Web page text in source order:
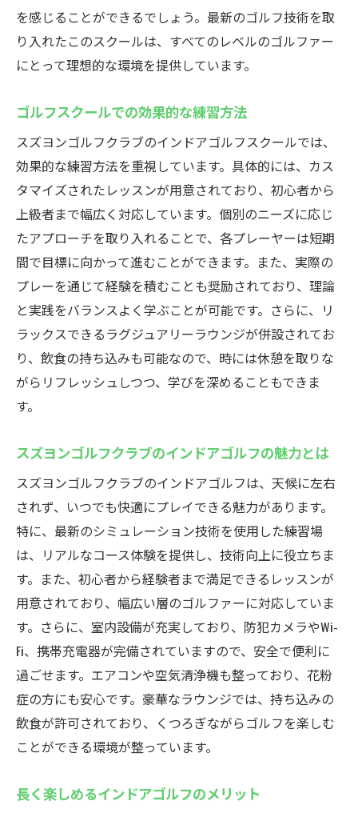
を感じることができるでしょう。最新のゴルフ技術を取
り入れたこのスクールは、すべてのレベルのゴルファー
にとって理想的な環境を提供しています。
ゴルフスクールでの効果的な練習方法
スズヨンゴルフクラブのインドアゴルフスクールでは、
効果的な練習方法を重視しています。具体的には、カス
タマイズされたレッスンが用意されており、初心者から
上級者まで幅広く対応しています。個別のニーズに応じ
たアプローチを取り入れることで、各プレーヤーは短期
間で目標に向かって進むことができます。また、実際の
プレーを通じて経験を積むことも奨励されており、理論
と実践をバランスよく学ぶことが可能です。さらに、リ
ラックスできるラグジュアリーラウンジが併設されてお
り、飲食の持ち込みも可能なので、時には休憩を取りな
がらリフレッシュしつつ、学びを深めることもできま
す。
スズヨンゴルフクラブのインドアゴルフの魅力とは
スズヨンゴルフクラブのインドアゴルフは、天候に左右
されず、いつでも快適にプレイできる魅力があります。
特に、最新のシミュレーション技術を使用した練習場
は、リアルなコース体験を提供し、技術向上に役立ちま
す。また、初心者から経験者まで満足できるレッスンが
用意されており、幅広い層のゴルファーに対応していま
す。さらに、室内設備が充実しており、防犯カメラやWi-
Fi、携帯充電器が完備されていますので、安全で便利に
過ごせます。エアコンや空気清浄機も整っており、花粉
症の方にも安心です。豪華なラウンジでは、持ち込みの
飲食が許可されており、くつろぎながらゴルフを楽しむ
ことができる環境が整っています。
長く楽しめるインドアゴルフのメリット